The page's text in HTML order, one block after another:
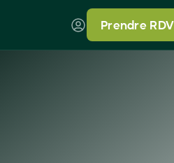
Prendre RDV